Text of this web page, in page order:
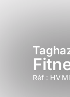
Réf :